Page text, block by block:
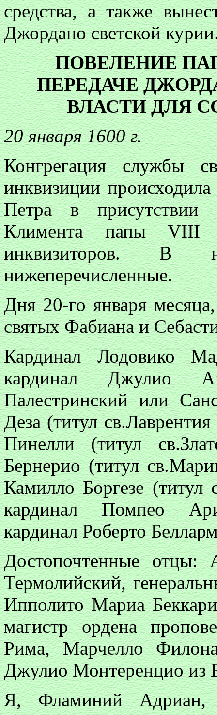
средства, а также
Джордано светской
ПОВЕЛЕНИЕ
ПЕРЕДАЧЕ
ВЛАСТИ ДЛЯ
20 января 1600 г.
Конгрегация службы
инквизиции
Петра в присутствии
Климента папы VIII
инквизиторов. В
нижеперечисленные.
Дня 20-го января
святых Фабиана и
Кардинал Лодовико
кардинал Джулио
Палестринский или
Деза (титул
Пинелли (титул
Бернерио (титул
Камилло Боргезе
кардинал Помпео
кардинал Роберто
Достопочтенные отцы:
Термолийский,
Ипполито Мариа
магистр ордена
Рима, Марчелло
Джулио Монтеренцио из
Я, Фламиний Адриан,